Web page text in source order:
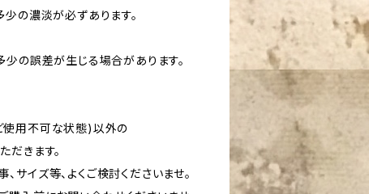
少の濃淡が必ずあります。
少の誤差が生じる場合があります。
用不可な状態)以外の
だきます。
サイズ等、よくご検討くださいませ。